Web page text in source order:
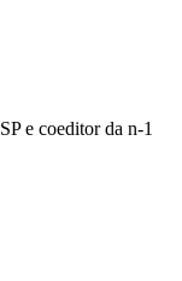
e coeditor da n-1